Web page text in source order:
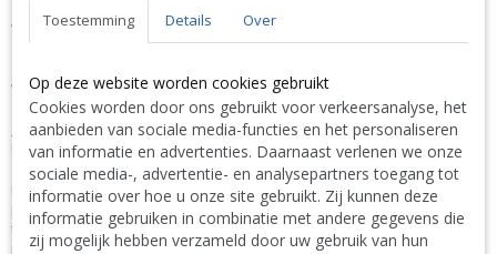
VRIJBLIJVEND ! We geven altijd de laagste prijsgarantie en
bovendien persoonlijk advies.
Wij geven op aanvraag via mail hierop een KORTING inclusief
levering.
OMSCHRIJVING
De elektrische verwarmers van Pahlen met een vermogen van 3,0 tot
18,0 kW zijn ontworpen voor continue doorstroming met een zo klein
mogelijk drukverlies. Het toestel is zeer compact en neemt dus weinig
plaats in. De buitenmantel en kabelkast zijn gemaakt van kunststof,
terwijl het verwarmingselement vervaardigd is uit
nikkel/ijzer/chroomlegering. De elektrische verwarmer wordt geleverd
Toestemming Details Over
Op deze website worden cookies gebruikt
Cookies worden door ons gebruikt voor verkeersanalyse, het
aanbieden van sociale media-functies en het personaliseren
van informatie en advertenties. Daarnaast verlenen we onze
sociale media-, advertentie- en analysepartners toegang tot
informatie over hoe u onze site gebruikt. Zij kunnen deze
informatie gebruiken in combinatie met andere gegevens die
zij mogelijk hebben verzameld door uw gebruik van hun